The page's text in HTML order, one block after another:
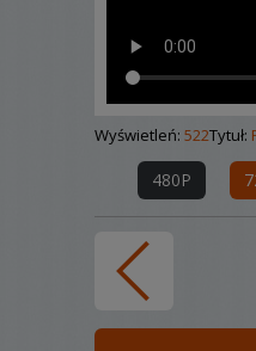
Wyświetleń: 522Tytuł:
480P